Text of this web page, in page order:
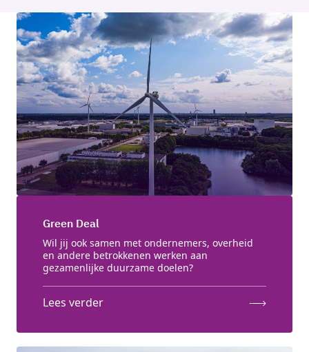
Neem contact op
Green Deal
Wil jij ook samen met ondernemers, overheid
en andere betrokkenen werken aan
gezamenlijke duurzame doelen?
Lees verder